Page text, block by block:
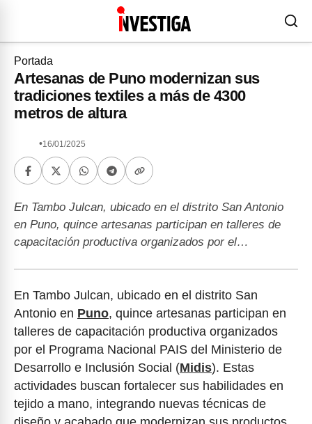
Portada
Artesanas de Puno modernizan sus
tradiciones textiles a más de 4300
metros de altura
•16/01/2025
En Tambo Julcan, ubicado en el distrito San Antonio
en Puno, quince artesanas participan en talleres de
capacitación productiva organizados por el…
En Tambo Julcan, ubicado en el distrito San
Antonio en Puno, quince artesanas participan en
talleres de capacitación productiva organizados
por el Programa Nacional PAIS del Ministerio de
Desarrollo e Inclusión Social (Midis). Estas
actividades buscan fortalecer sus habilidades en
tejido a mano, integrando nuevas técnicas de